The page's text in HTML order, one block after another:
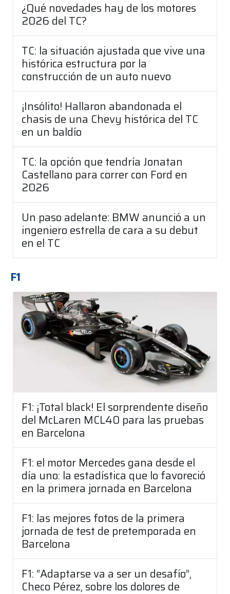
¿Qué novedades hay de los motores
2026 del TC?
TC: la situación ajustada que vive una
histórica estructura por la
construcción de un auto nuevo
¡Insólito! Hallaron abandonada el
chasis de una Chevy histórica del TC
en un baldío
TC: la opción que tendría Jonatan
Castellano para correr con Ford en
2026
Un paso adelante: BMW anunció a un
ingeniero estrella de cara a su debut
en el TC
F1
F1: ¡Total black! El sorprendente diseño
del McLaren MCL40 para las pruebas
en Barcelona
F1: el motor Mercedes gana desde el
día uno: la estadística que lo favoreció
en la primera jornada en Barcelona
F1: las mejores fotos de la primera
jornada de test de pretemporada en
Barcelona
F1: “Adaptarse va a ser un desafío”,
Checo Pérez, sobre los dolores de